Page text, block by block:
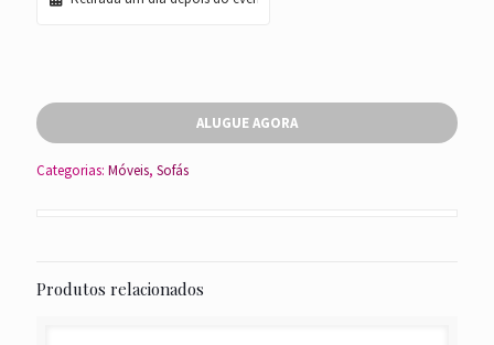
ALUGUE AGORA
Categorias: Móveis, Sofás
Produtos relacionados